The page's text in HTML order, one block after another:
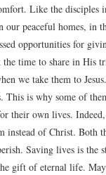
Like the disciples
peaceful homes, in
opportunities for
time to share in His
we take them to
This is why some of
their own lives.
instead of Christ. Both
Saving lives is the
gift of eternal life. May